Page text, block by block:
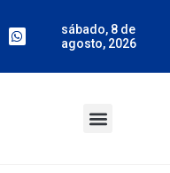
sábado, 8 de
agosto, 2026